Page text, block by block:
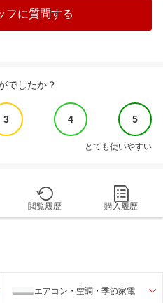
フに質問する
でしたか？
3 4 5
とても使いやすい
閲覧履歴 購入履歴
エアコン・空調・季節家電